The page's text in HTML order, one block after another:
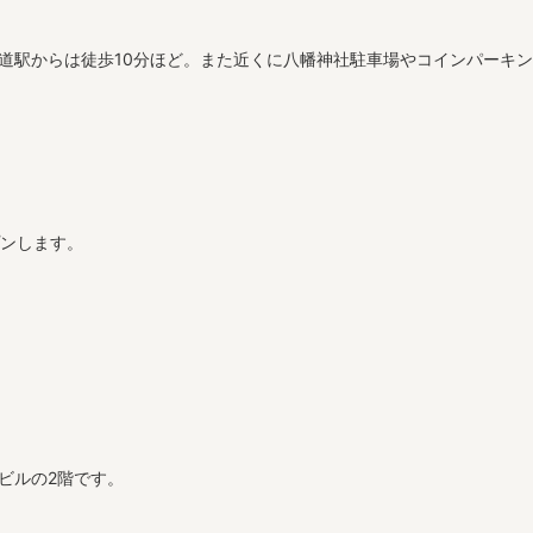
からは徒歩10分ほど。また近くに八幡神社駐車場やコインパーキン
します。
ルの2階です。